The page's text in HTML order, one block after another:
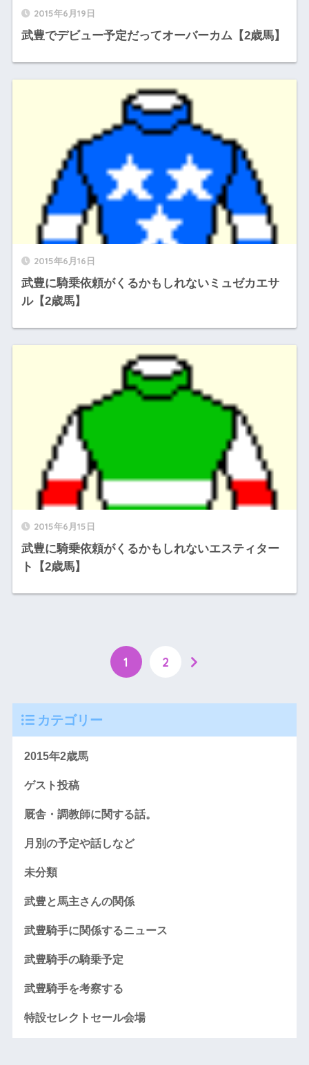
2015年6月19日
武豊でデビュー予定だってオーバーカム【2歳馬】
2015年6月16日
武豊に騎乗依頼がくるかもしれないミュゼカエサ
ル【2歳馬】
2015年6月15日
武豊に騎乗依頼がくるかもしれないエスティター
ト【2歳馬】
1 2
カテゴリー
2015年2歳馬
ゲスト投稿
厩舎・調教師に関する話。
月別の予定や話しなど
未分類
武豊と馬主さんの関係
武豊騎手に関係するニュース
武豊騎手の騎乗予定
武豊騎手を考察する
特設セレクトセール会場